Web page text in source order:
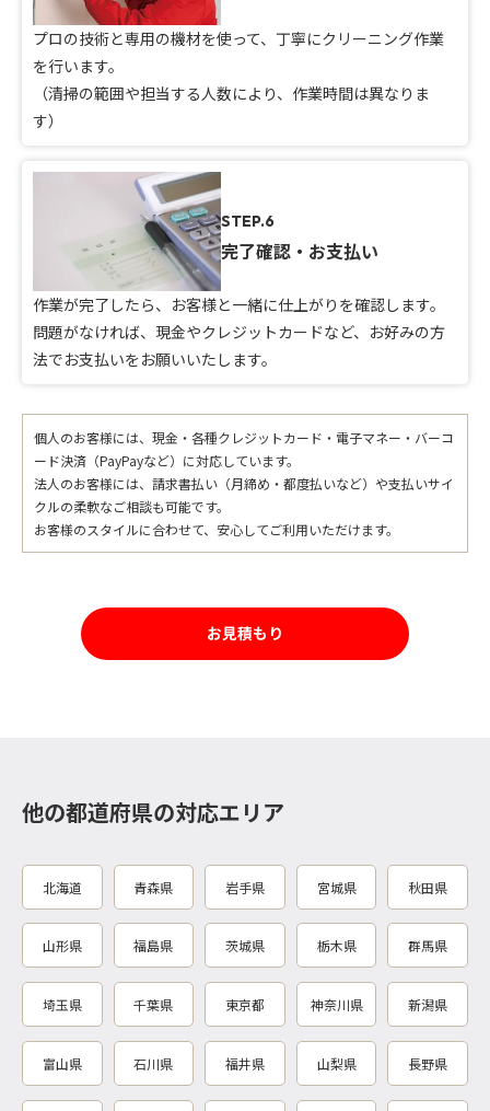
プロの技術と専用の機材を使って、丁寧にクリーニング作業
を行います。
（清掃の範囲や担当する人数により、作業時間は異なりま
す）
STEP.6
完了確認・お支払い
作業が完了したら、お客様と一緒に仕上がりを確認します。
問題がなければ、現金やクレジットカードなど、お好みの方
法でお支払いをお願いいたします。
個人のお客様には、現金・各種クレジットカード・電子マネー・バーコ
ード決済（PayPayなど）に対応しています。
法人のお客様には、請求書払い（月締め・都度払いなど）や支払いサイ
クルの柔軟なご相談も可能です。
お客様のスタイルに合わせて、安心してご利用いただけます。
お見積もり
他の都道府県の対応エリア
北海道 青森県 岩手県 宮城県 秋田県
山形県 福島県 茨城県 栃木県 群馬県
埼玉県 千葉県 東京都 神奈川県 新潟県
富山県 石川県 福井県 山梨県 長野県